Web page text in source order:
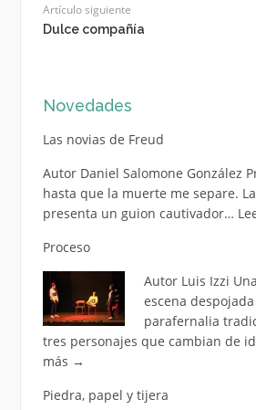
Artículo siguiente
Dulce compañía
Novedades
Las novias de Freud
Autor Daniel Salomone González
hasta que la muerte me separe.
presenta un guion cautivador…
Proceso
Autor Luis Izzi
escena
parafernalia
tres personajes que cambian de
más →
Piedra, papel y tijera